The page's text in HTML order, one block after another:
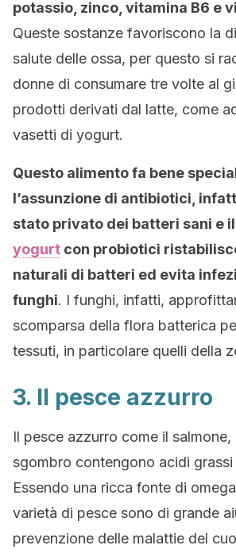
potassio, zinco, vitamina B6 e
Queste sostanze favoriscono la
salute delle ossa, per questo si
donne di consumare tre volte al
prodotti derivati dal latte, come
vasetti di yogurt.
Questo alimento fa bene
l’assunzione di antibiotici,
stato privato dei batteri sani e
yogurt con probiotici
naturali di batteri ed evita
funghi. I funghi, infatti,
scomparsa della flora batterica
tessuti, in particolare quelli della
3. Il pesce azzurro
Il pesce azzurro come il salmone,
sgombro contengono acidi grassi
Essendo una ricca fonte di
varietà di pesce sono di grande
prevenzione delle malattie del